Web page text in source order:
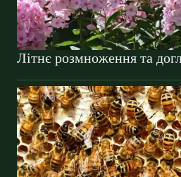
Літнє розмноження та